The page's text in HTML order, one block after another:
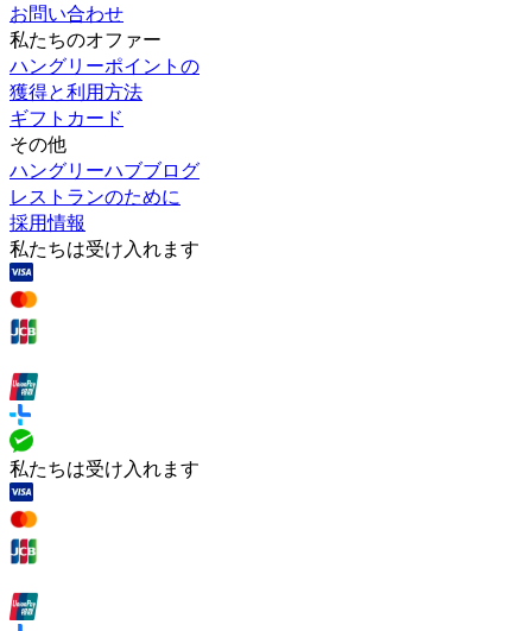
お問い合わせ
私たちのオファー
ハングリーポイントの
獲得と利用方法
ギフトカード
その他
ハングリーハブブログ
レストランのために
採用情報
私たちは受け入れます
私たちは受け入れます